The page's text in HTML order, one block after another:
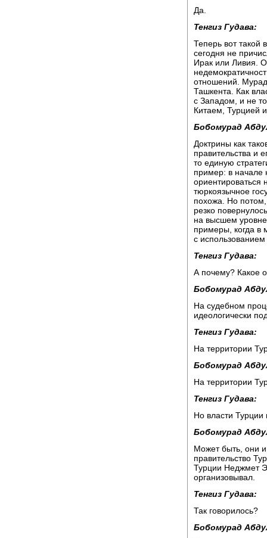
Да.
Тенгиз Гудава:
Теперь вот такой
сегодня не
Ирак или Ливия.
отношений.
Ташкента. Как
с Западом, и не
Китаем, Турцией
Бобомурад
Доктрины как
правительства и
то единую
пример: в начале
тюркоязычное
похожа. Но
резко
на высшем
примеры, когда в
с
Тенгиз Гудава:
А почему? Какое
Бобомурад
На судебном
идеологически
Тенгиз Гудава:
На территории
Бобомурад
На территории
Тенгиз Гудава:
Но власти Турции
Бобомурад
Может быть, они и
правительство
Турции Неджмет
организовывал.
Тенгиз Гудава:
Так говорилось?
Бобомурад